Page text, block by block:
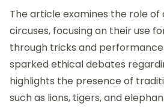
The article examines the role of
circuses, focusing on their use
through tricks and
sparked ethical debates
highlights the presence of
such as lions, tigers, and